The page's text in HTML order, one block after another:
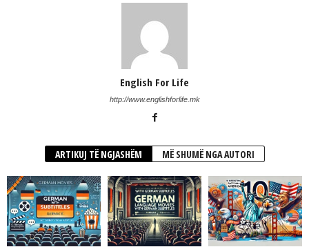
English For Life
http://www.englishforlife.mk
ARTIKUJ TË NGJASHËM MË SHUMË NGA AUTORI